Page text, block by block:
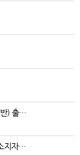
반) 출…
지자…